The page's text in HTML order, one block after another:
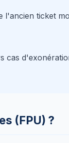
ticket
cas
(FPU) ?